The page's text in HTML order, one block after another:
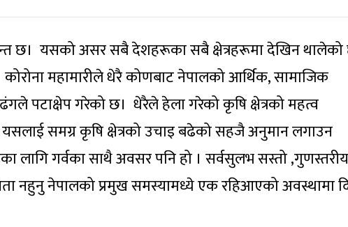
छ। यसको असर सबै देशहरूका सबै क्षेत्रहरूमा देखिन
महामारीले धेरै कोणबाट नेपालको आर्थिक, सामाजिक
पटाक्षेप गरेको छ। धेरैले हेला गरेको कृषि क्षेत्रको महत्व
समग्र कृषि क्षेत्रको उचाइ बढेको सहजै अनुमान लगाउन
लागि गर्वका साथै अवसर पनि हो । सर्वसुलभ सस्तो
नहुनु नेपालको प्रमुख समस्यामध्ये एक रहिआएको अवस्थामा